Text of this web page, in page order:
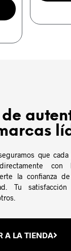
que cada
con
la confianza
Tu satisfacción
A LA TIENDA